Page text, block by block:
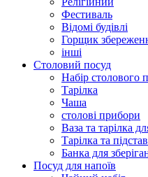
Фестиваль
Відомі будівлі
Горщик
інші
Столовий посуд
Набір столового
Тарілка
Чаша
столові прибори
Ваза та тарілка
Тарілка та
Банка для
Посуд для напоїв